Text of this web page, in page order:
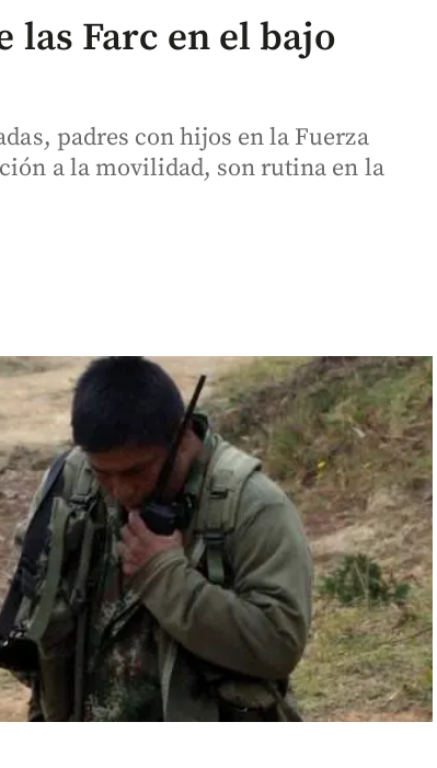
las Farc en el bajo
padres con hijos en la Fuerza
a la movilidad, son rutina en la